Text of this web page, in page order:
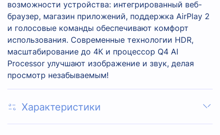
возможности устройства: интегрированный веб-
браузер, магазин приложений, поддержка AirPlay 2
и голосовые команды обеспечивают комфорт
использования. Современные технологии HDR,
масштабирование до 4К и процессор Q4 AI
Processor улучшают изображение и звук, делая
просмотр незабываемым!
Характеристики